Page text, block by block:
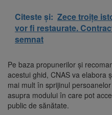
Citeste și: Zece troițe
vor fi restaurate.
semnat
Pe baza propunerilor şi
acestui ghid, CNAS va elabora
mai mult în sprijinul
asupra modului în care pot
public de sănătate.